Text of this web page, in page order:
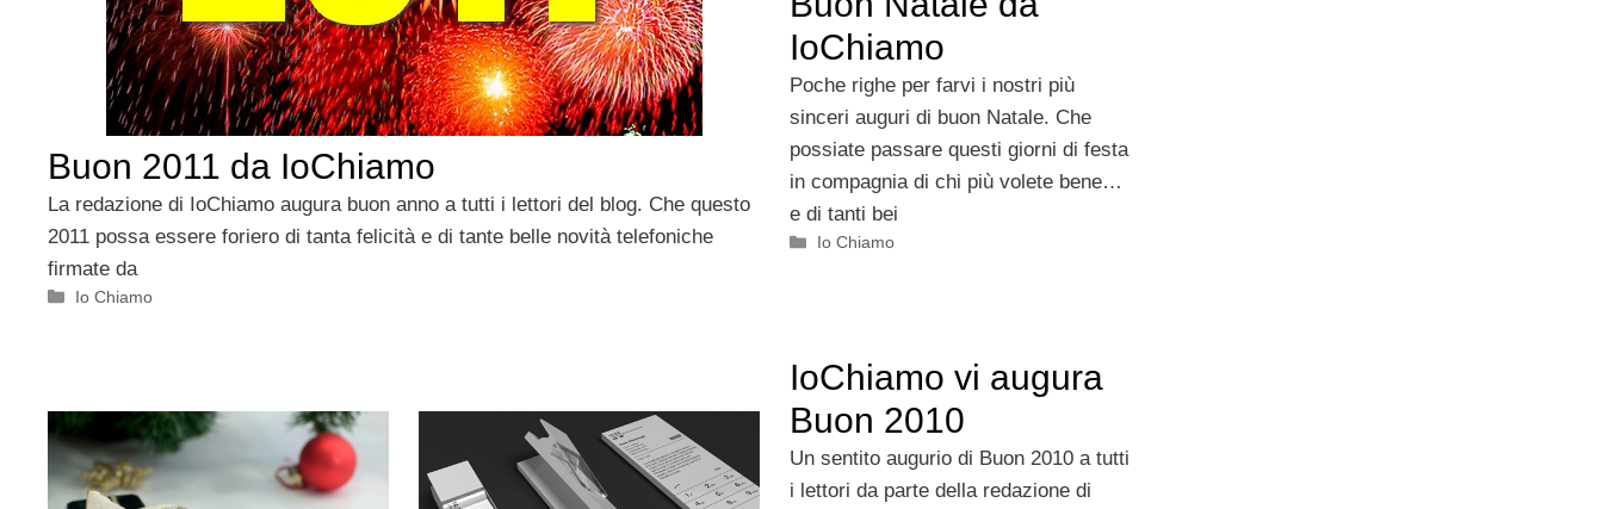
Buon 2011 da IoChiamo
La redazione di IoChiamo augura buon anno a tutti i lettori del blog. Che questo
2011 possa essere foriero di tanta felicità e di tante belle novità telefoniche
firmate da
Categorie
Io Chiamo
IoChiamo
Poche righe per farvi i nostri più
sinceri auguri di buon Natale. Che
possiate passare questi giorni di festa
in compagnia di chi più volete bene…
e di tanti bei
Categorie
Io Chiamo
IoChiamo vi augura
Buon 2010
Un sentito augurio di Buon 2010 a tutti
i lettori da parte della redazione di